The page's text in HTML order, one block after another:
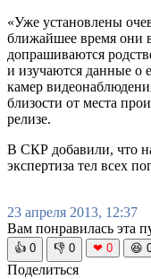
«Уже установлены
ближайшее время они
допрашиваются
и изучаются данные о
камер
близости от места
релизе.
В СКР добавили, что
экспертиза тел всех
23 апреля 2013, 12:37
Вам понравилась эта
👍 0 👎 0 ❤ 0 😆
Поделиться